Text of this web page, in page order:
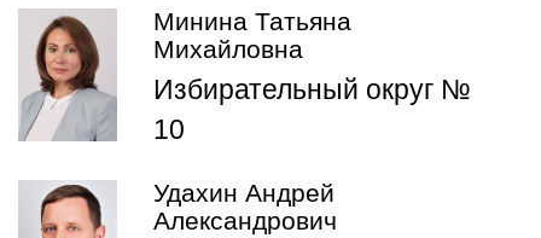
Минина Татьяна
Михайловна
Избирательный округ №
10
Удахин Андрей
Александрович